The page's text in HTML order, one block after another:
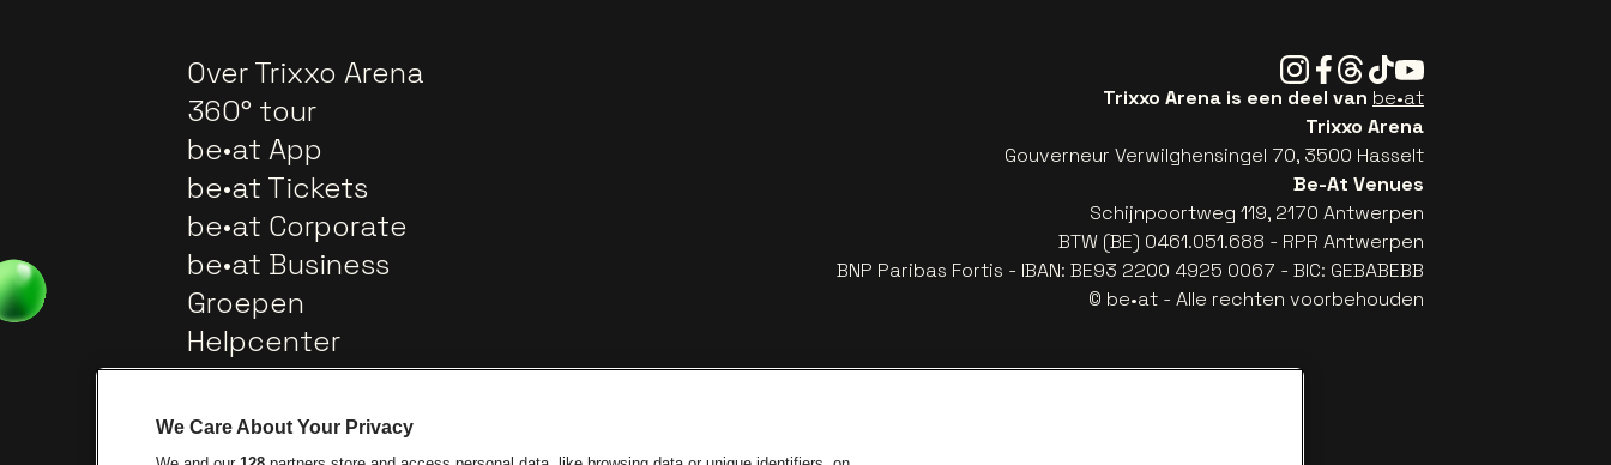
Over Trixxo Arena
360° tour
be•at App
be•at Tickets
be•at Corporate
be•at Business
Groepen
Helpcenter
Contact
Instagram
Facebook
Threads
TiktokYoutube
Trixxo Arena is een deel van be•at
Trixxo Arena
Gouverneur Verwilghensingel 70, 3500 Hasselt
Be-At Venues
Schijnpoortweg 119, 2170 Antwerpen
BTW (BE) 0461.051.688 - RPR Antwerpen
BNP Paribas Fortis - IBAN: BE93 2200 4925 0067 - BIC: GEBABEBB
© be•at - Alle rechten voorbehouden
We Care About Your Privacy